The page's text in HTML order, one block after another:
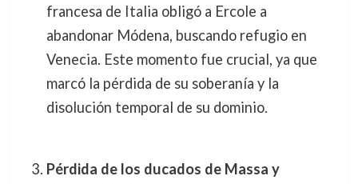
francesa de Italia obligó a Ercole a
abandonar Módena, buscando refugio en
Venecia. Este momento fue crucial, ya que
marcó la pérdida de su soberanía y la
disolución temporal de su dominio.
Pérdida de los ducados de Massa y